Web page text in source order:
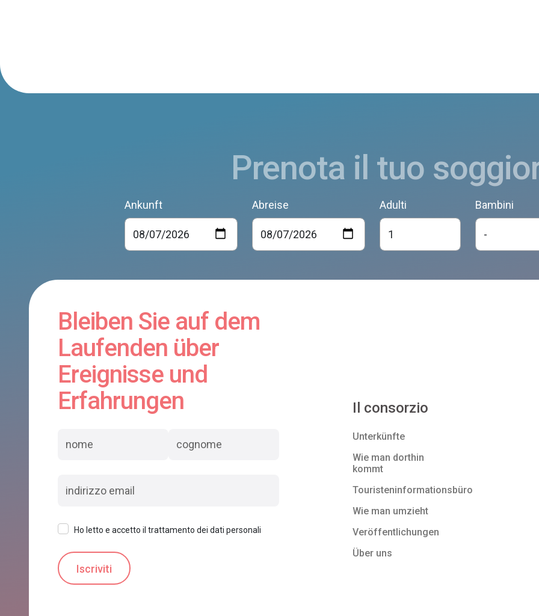
Prenota il tuo
Ankunft Abreise Adulti Bambini
Bleiben Sie auf dem
Laufenden über
Ereignisse und
Erfahrungen
Ho letto e accetto il trattamento dei dati personali
Il consorzio
Unterkünfte
Wie man dorthin
kommt
Touristeninformationsbüro
Wie man umzieht
Veröffentlichungen
Über uns